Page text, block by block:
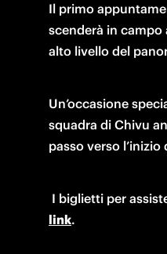
Il primo
scenderà in campo
alto livello del
Un’occasione
squadra di Chivu
passo verso
I biglietti per
link.